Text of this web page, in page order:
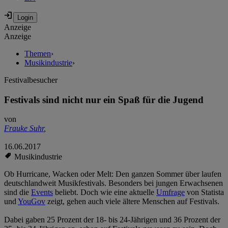
Anzeige
Anzeige
Themen›
Musikindustrie›
Festivalbesucher
Festivals sind nicht nur ein Spaß für die Jugend
von
Frauke Suhr,
16.06.2017
Musikindustrie
Ob Hurricane, Wacken oder Melt: Den ganzen Sommer über laufen
deutschlandweit Musikfestivals. Besonders bei jungen Erwachsenen
sind die Events beliebt. Doch wie eine aktuelle Umfrage von Statista
undYouGov zeigt, gehen auch viele ältere Menschen auf Festivals.
Dabei gaben 25 Prozent der 18- bis 24-Jährigen und 36 Prozent der